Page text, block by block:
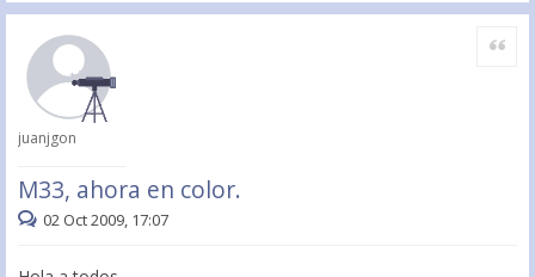
juanjgon
M33, ahora en color.
Citar
02 Oct 2009, 17:07